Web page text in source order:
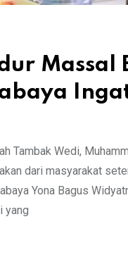
Tambak Wedi,
dari masyarakat
Yona Bagus
yang